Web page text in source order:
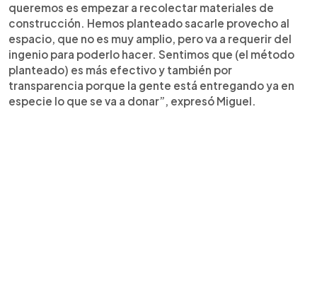
queremos es empezar a recolectar materiales de
construcción. Hemos planteado sacarle provecho al
espacio, que no es muy amplio, pero va a requerir del
ingenio para poderlo hacer. Sentimos que (el método
planteado) es más efectivo y también por
transparencia porque la gente está entregando ya en
especie lo que se va a donar”, expresó Miguel.